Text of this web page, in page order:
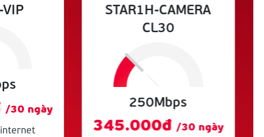
/30 ngày
STAR1H-CAMERA
CL30
250Mbps
345.000đ/30 ngày